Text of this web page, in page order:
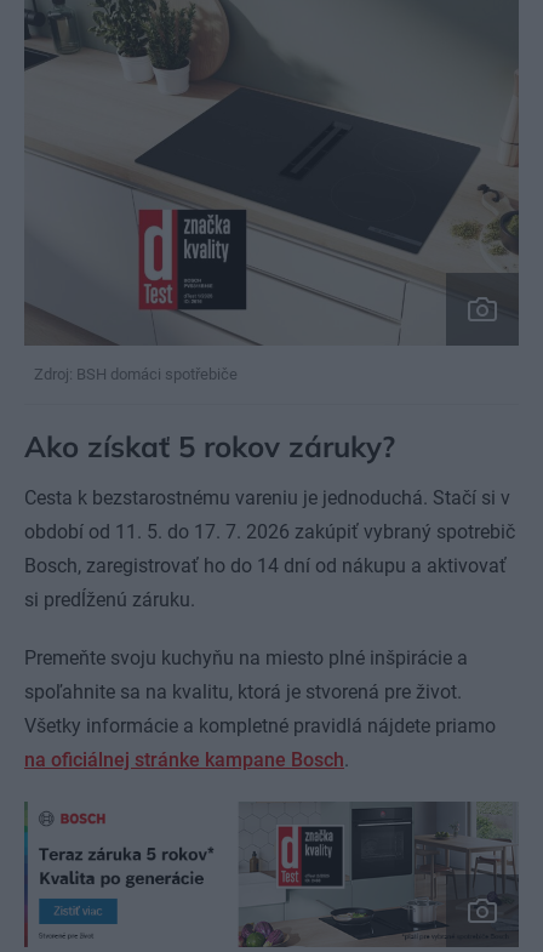
Zdroj: BSH domáci spotřebiče
Ako získať 5 rokov záruky?
Cesta k bezstarostnému vareniu je jednoduchá. Stačí si v
období od 11. 5. do 17. 7. 2026 zakúpiť vybraný spotrebič
Bosch, zaregistrovať ho do 14 dní od nákupu a aktivovať
si predĺženú záruku.
Premeňte svoju kuchyňu na miesto plné inšpirácie a
spoľahnite sa na kvalitu, ktorá je stvorená pre život.
Všetky informácie a kompletné pravidlá nájdete priamo
na oficiálnej stránke kampane Bosch.